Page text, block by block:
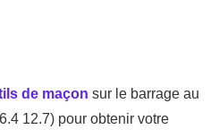
de maçon sur le barrage au
12.7) pour obtenir votre